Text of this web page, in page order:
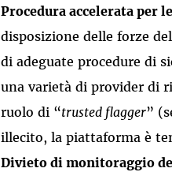
Procedura accelerata per
disposizione delle forze
di adeguate procedure di
una varietà di provider di
ruolo di “trusted flagger”
illecito, la piattaforma è
Divieto di monitoraggio